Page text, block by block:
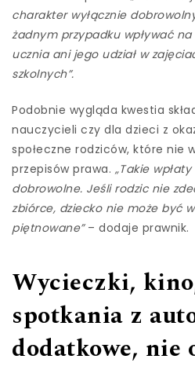
charakter wyłącznie
żadnym przypadku wpływać
ucznia ani jego udział w
szkolnych”.
Podobnie wygląda kwestia
nauczycieli czy dla dzieci z
społeczne rodziców, które nie
przepisów prawa. „Takie
dobrowolne. Jeśli rodzic nie
zbiórce, dziecko nie może być
piętnowane” – dodaje prawnik.
Wycieczki,
spotkania z
dodatkowe, nie